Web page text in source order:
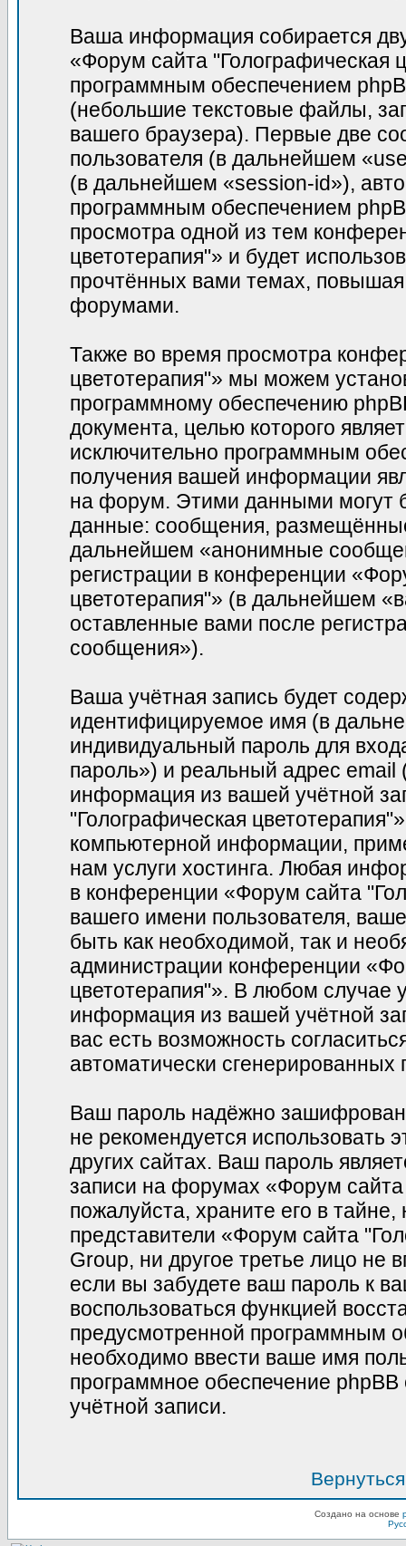
Ваша информация собирается
«Форум сайта "Голографическая
программным обеспечением
(небольшие текстовые файлы,
вашего браузера). Первые две
пользователя (в дальнейшем
(в дальнейшем «session-id»),
программным обеспечением
просмотра одной из тем
цветотерапия"» и будет
прочтённых вами темах,
форумами.
Также во время просмотра
цветотерапия"» мы можем
программному обеспечению
документа, целью которого
исключительно программным
получения вашей информации
на форум. Этими данными могут
данные: сообщения,
дальнейшем «анонимные
регистрации в конференции
цветотерапия"» (в дальнейшем
оставленные вами после
сообщения»).
Ваша учётная запись будет
идентифицируемое имя (в
индивидуальный пароль для
пароль») и реальный адрес
информация из вашей учётной
"Голографическая
компьютерной информации,
нам услуги хостинга. Любая
в конференции «Форум сайта
вашего имени пользователя,
быть как необходимой, так и
администрации конференции
цветотерапия"». В любом случае
информация из вашей учётной
вас есть возможность
автоматически
Ваш пароль надёжно
не рекомендуется использовать
других сайтах. Ваш пароль
записи на форумах «Форум сайта
пожалуйста, храните его в тайне,
представители «Форум сайта
Group, ни другое третье лицо не
если вы забудете ваш пароль к
воспользоваться функцией
предусмотренной программным
необходимо ввести ваше имя
программное обеспечение
учётной записи.
Создано на основе